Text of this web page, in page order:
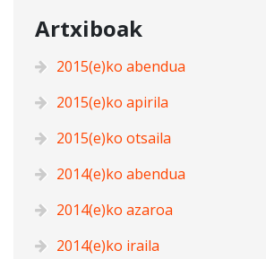
Artxiboak
2015(e)ko abendua
2015(e)ko apirila
2015(e)ko otsaila
2014(e)ko abendua
2014(e)ko azaroa
2014(e)ko iraila